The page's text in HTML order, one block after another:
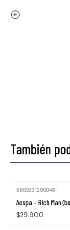
También
8800331290048|
Aespa - Rich Man
$29.900